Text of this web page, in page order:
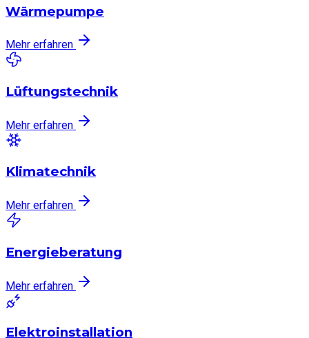
Wärmepumpe
Mehr erfahren
Lüftungstechnik
Mehr erfahren
Klimatechnik
Mehr erfahren
Energieberatung
Mehr erfahren
Elektroinstallation